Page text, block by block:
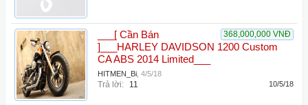
368,000,000 VNĐ
___[ Cần Bán
]___HARLEY DAVIDSON 1200 Custom
CA ABS 2014 Limited___
HITMEN_Bi 4/5/18
Trả lời: 11 10/5/18